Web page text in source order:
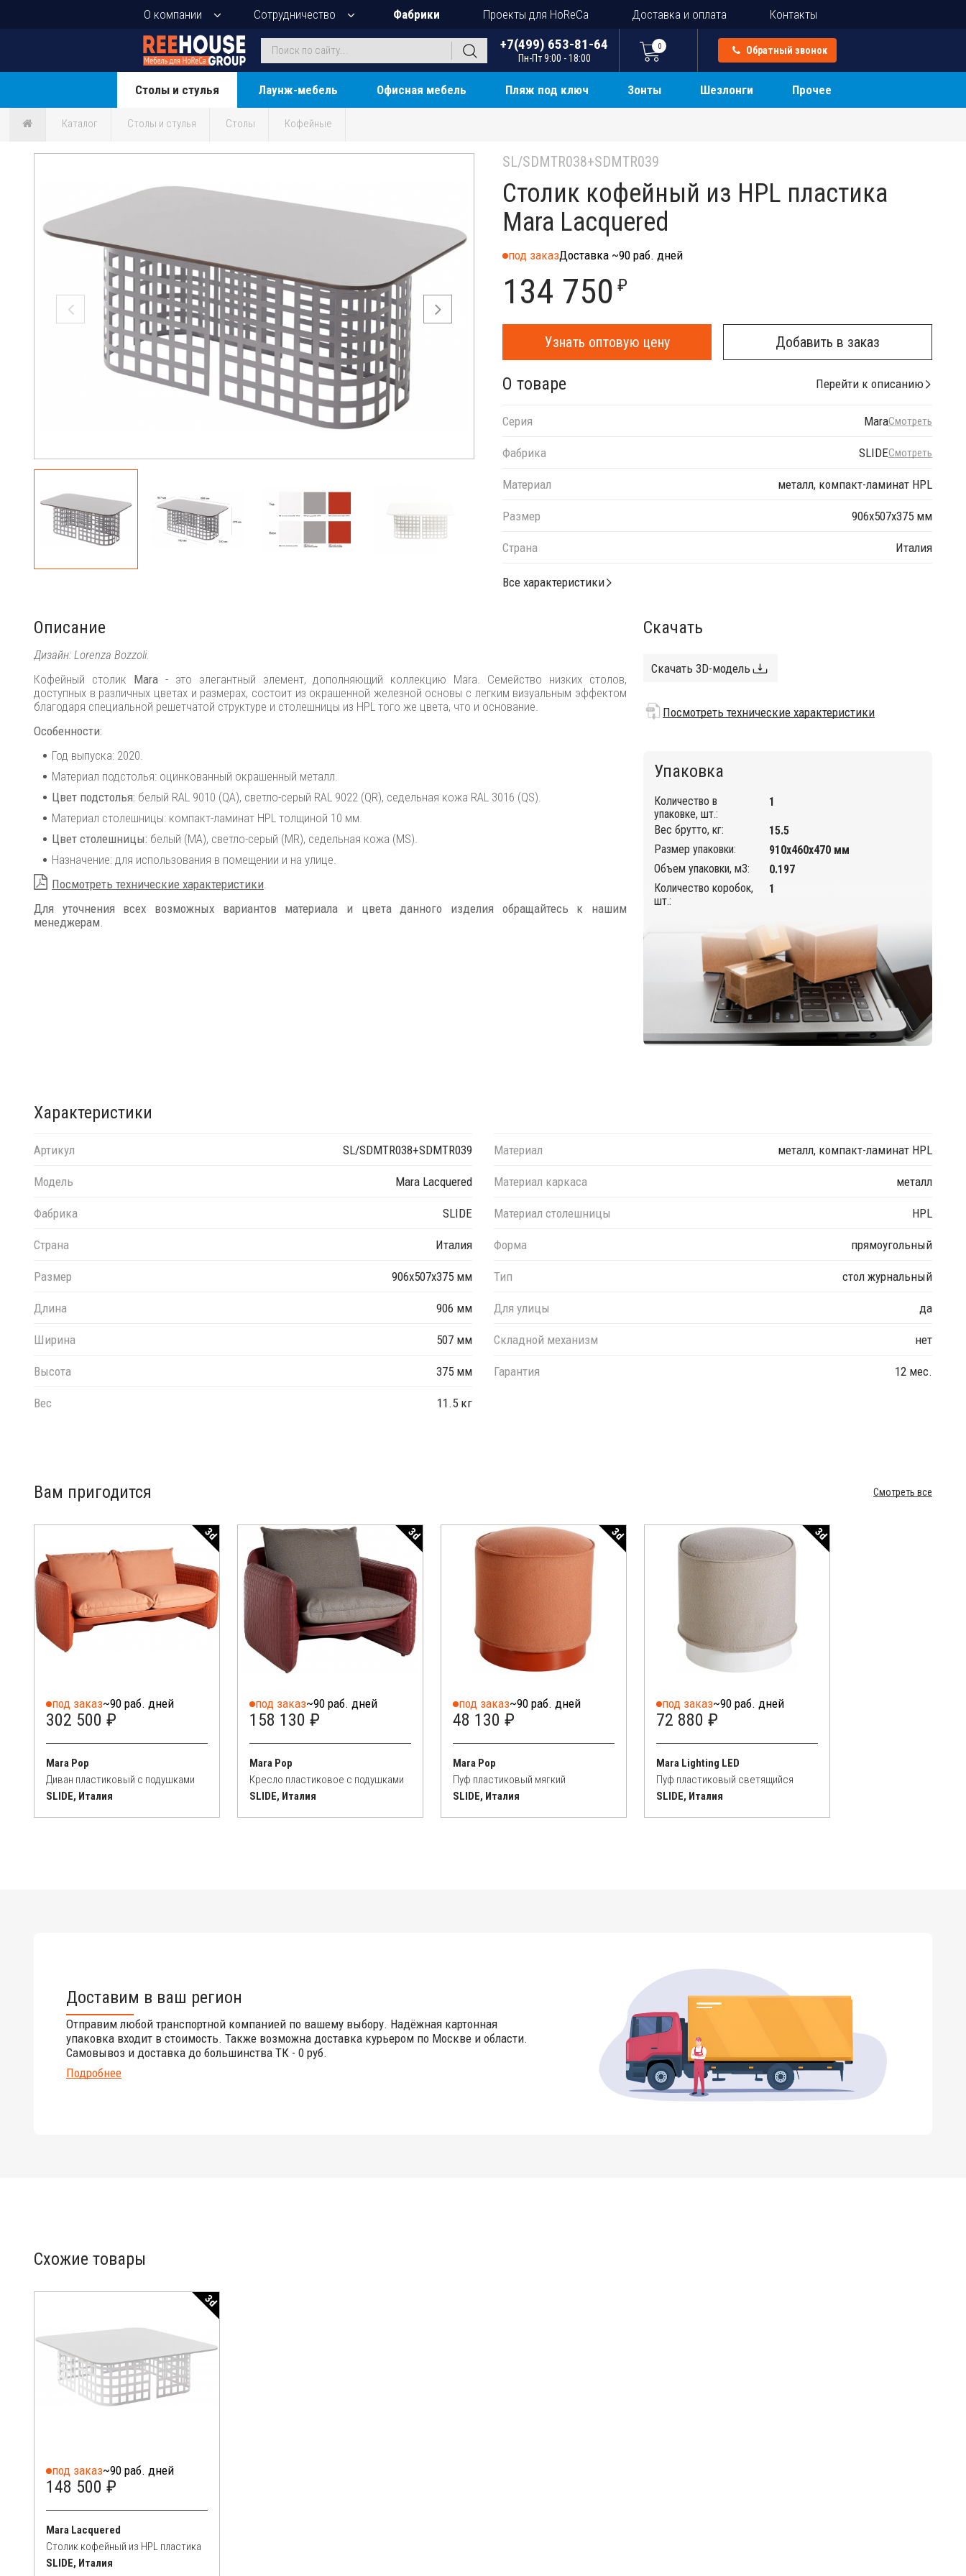
О компании Сотрудничество Фабрики Проекты для HoReCa Доставка и оплата Контакты
+7(499) 653-81-64
Пн-Пт 9:00 - 18:00
0 Обратный звонок
Столы и стулья Лаунж-мебель Офисная мебель Пляж под ключ Зонты Шезлонги Прочее
Каталог Столы и стулья Столы Кофейные
SL/SDMTR038+SDMTR039
Столик кофейный из HPL пластика
Mara Lacquered
под заказДоставка ~90 раб. дней
134 750 ₽
Узнать оптовую цену Добавить в заказ
О товаре Перейти к описанию
Серия MaraСмотреть
Фабрика SLIDEСмотреть
Материал металл, компакт-ламинат HPL
Размер 906х507х375 мм
Страна Италия
Все характеристики
Описание
Дизайн: Lorenza Bozzoli.
Кофейный столик Mara - это элегантный элемент, дополняющий коллекцию Mara. Семейство низких столов,
доступных в различных цветах и размерах, состоит из окрашенной железной основы с легким визуальным эффектом
благодаря специальной решетчатой структуре и столешницы из HPL того же цвета, что и основание.
Особенности:
Год выпуска: 2020.
Материал подстолья: оцинкованный окрашенный металл.
Цвет подстолья: белый RAL 9010 (QA), светло-серый RAL 9022 (QR), седельная кожа RAL 3016 (QS).
Материал столешницы: компакт-ламинат HPL толщиной 10 мм.
Цвет столешницы: белый (MA), светло-серый (MR), седельная кожа (MS).
Назначение: для использования в помещении и на улице.
Посмотреть технические характеристики.
Для уточнения всех возможных вариантов материала и цвета данного изделия обращайтесь к нашим
менеджерам.
Скачать
Скачать 3D-модель
Посмотреть технические характеристики
Упаковка
Количество в
упаковке, шт.:
1
Вес брутто, кг:
15.5
Размер упаковки:
910х460х470 мм
Объем упаковки, м3:
0.197
Количество коробок,
шт.:
1
Характеристики
Артикул SL/SDMTR038+SDMTR039
Модель Mara Lacquered
Фабрика SLIDE
Страна Италия
Размер 906х507х375 мм
Длина 906 мм
Ширина 507 мм
Высота 375 мм
Вес 11.5 кг
Материал металл, компакт-ламинат HPL
Материал каркаса металл
Материал столешницы HPL
Форма прямоугольный
Тип стол журнальный
Для улицы да
Складной механизм нет
Гарантия 12 мес.
Вам пригодится Смотреть все
3d
под заказ~90 раб. дней
302 500 ₽
Mara Pop
Диван пластиковый с подушками
SLIDE, Италия
3d
под заказ~90 раб. дней
158 130 ₽
Mara Pop
Кресло пластиковое с подушками
SLIDE, Италия
3d
под заказ~90 раб. дней
48 130 ₽
Mara Pop
Пуф пластиковый мягкий
SLIDE, Италия
3d
под заказ~90 раб. дней
72 880 ₽
Mara Lighting LED
Пуф пластиковый светящийся
SLIDE, Италия
Доставим в ваш регион
Отправим любой транспортной компанией по вашему выбору. Надёжная картонная
упаковка входит в стоимость. Также возможна доставка курьером по Москве и области.
Самовывоз и доставка до большинства ТК - 0 руб.
Подробнее
Схожие товары
3d
под заказ~90 раб. дней
148 500 ₽
Mara Lacquered
Столик кофейный из HPL пластика
SLIDE, Италия